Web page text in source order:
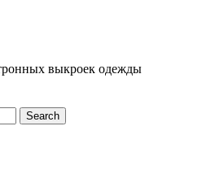
выкроек одежды
Search